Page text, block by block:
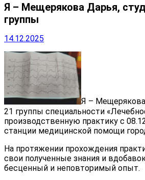
Я – Мещерякова Дарья,
группы
14.12.2025
Я –
21 группы специальности
производственную практику с
станции медицинской помощи
На протяжении прохождения
свои полученные знания и
бесценный и неповторимый опыт.